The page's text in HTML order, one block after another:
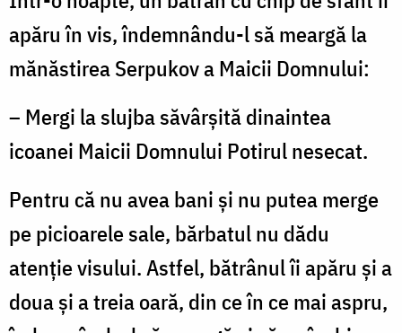
apăru în vis, îndemnându-l să meargă la
mănăstirea Serpukov a Maicii Domnului:
– Mergi la slujba săvârșită dinaintea
icoanei Maicii Domnului Potirul nesecat.
Pentru că nu avea bani și nu putea merge
pe picioarele sale, bărbatul nu dădu
atenție visului. Astfel, bătrânul îi apăru și a
doua și a treia oară, din ce în ce mai aspru,